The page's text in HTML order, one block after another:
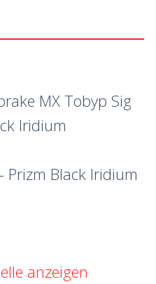
MX Tobyp Sig
Iridium
Prizm Black Iridium
anzeigen